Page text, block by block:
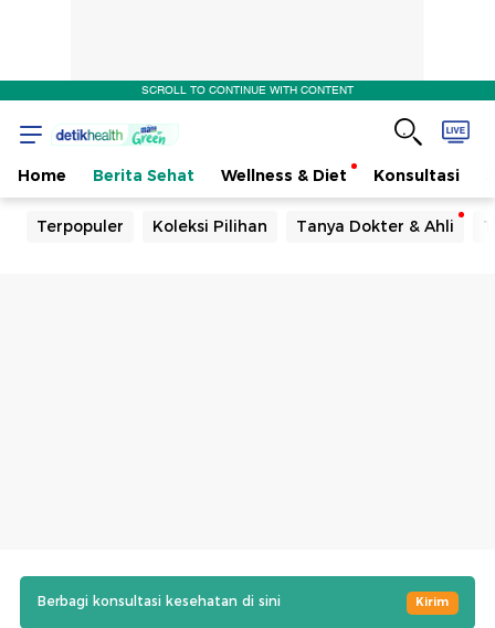
SCROLL TO CONTINUE WITH CONTENT
Home Berita Sehat Wellness & Diet Konsultasi
Terpopuler Koleksi Pilihan Tanya Dokter & Ahli
Berbagi konsultasi kesehatan di sini Kirim